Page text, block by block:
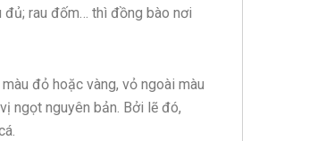
đủ; rau đốm… thì đồng bào nơi
đỏ hoặc vàng, vỏ ngoài màu
ngọt nguyên bản. Bởi lẽ đó,